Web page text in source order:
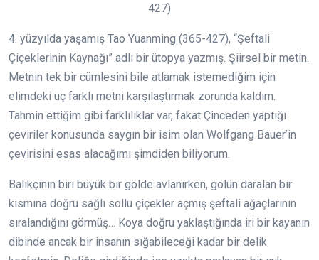
427)
4. yüzyılda yaşamış Tao Yuanming (365-427), “Şeftali
Çiçeklerinin Kaynağı” adlı bir ütopya yazmış. Şiirsel bir metin.
Metnin tek bir cümlesini bile atlamak istemediğim için
elimdeki üç farklı metni karşılaştırmak zorunda kaldım.
Tahmin ettiğim gibi farklılıklar var, fakat Çinceden yaptığı
çeviriler konusunda saygın bir isim olan Wolfgang Bauer’in
çevirisini esas alacağımı şimdiden biliyorum.
Balıkçının biri büyük bir gölde avlanırken, gölün daralan bir
kısmına doğru sağlı sollu çiçekler açmış şeftali ağaçlarının
sıralandığını görmüş… Koya doğru yaklaştığında iri bir kayanın
dibinde ancak bir insanın sığabileceği kadar bir delik